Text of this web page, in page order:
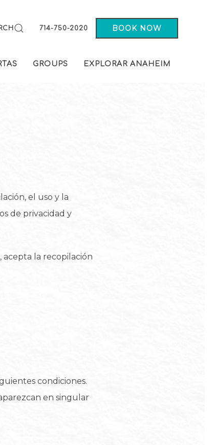
714-750-2020 BOOK NOW
GROUPS EXPLORAR ANAHEIM
el uso y la
de privacidad y
acepta la recopilación
condiciones.
en singular